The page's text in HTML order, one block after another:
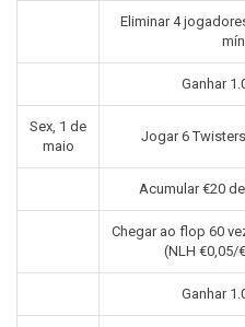
Eliminar 4
Ganhar
Sex, 1 de
maio
Jogar 6
Acumular €20
Chegar ao flop 60
(NLH €0,05/
Ganhar